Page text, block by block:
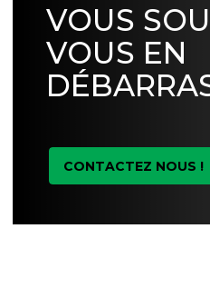
VOUS
VOUS EN
CONTACTEZ NOUS !